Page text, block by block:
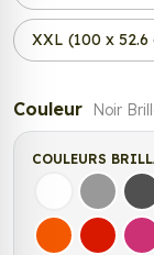
XXL (100 x 52.6
Couleur Noir
COULEURS
Blanc Gris
OrangeRouge